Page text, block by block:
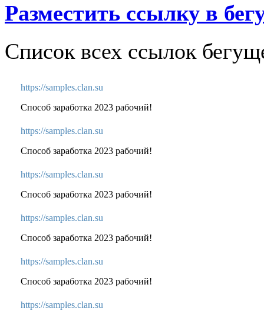
Разместить ссылку в
Список всех ссылок
https://samples.clan.su
Способ заработка 2023 рабочий!
https://samples.clan.su
Способ заработка 2023 рабочий!
https://samples.clan.su
Способ заработка 2023 рабочий!
https://samples.clan.su
Способ заработка 2023 рабочий!
https://samples.clan.su
Способ заработка 2023 рабочий!
https://samples.clan.su